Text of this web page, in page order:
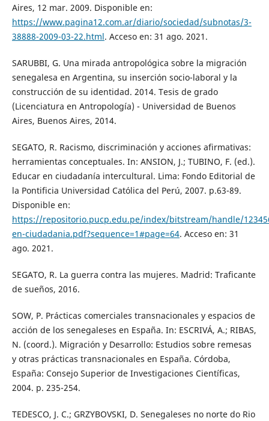
Aires, 12 mar. 2009. Disponible en:
https://www.pagina12.com.ar/diario/sociedad/subnotas/3-
38888-2009-03-22.html. Acceso en: 31 ago. 2021.
SARUBBI, G. Una mirada antropológica sobre la migración
senegalesa en Argentina, su inserción socio-laboral y la
construcción de su identidad. 2014. Tesis de grado
(Licenciatura en Antropología) - Universidad de Buenos
Aires, Buenos Aires, 2014.
SEGATO, R. Racismo, discriminación y acciones afirmativas:
herramientas conceptuales. In: ANSION, J.; TUBINO, F. (ed.).
Educar en ciudadanía intercultural. Lima: Fondo Editorial de
la Pontificia Universidad Católica del Perú, 2007. p.63-89.
Disponible en:
https://repositorio.pucp.edu.pe/index/bitstream/handle/
en-ciudadania.pdf?sequence=1#page=64. Acceso en: 31
ago. 2021.
SEGATO, R. La guerra contra las mujeres. Madrid: Traficante
de sueños, 2016.
SOW, P. Prácticas comerciales transnacionales y espacios de
acción de los senegaleses en España. In: ESCRIVÁ, A.; RIBAS,
N. (coord.). Migración y Desarrollo: Estudios sobre remesas
y otras prácticas transnacionales en España. Córdoba,
España: Consejo Superior de Investigaciones Científicas,
2004. p. 235-254.
TEDESCO, J. C.; GRZYBOVSKI, D. Senegaleses no norte do Rio